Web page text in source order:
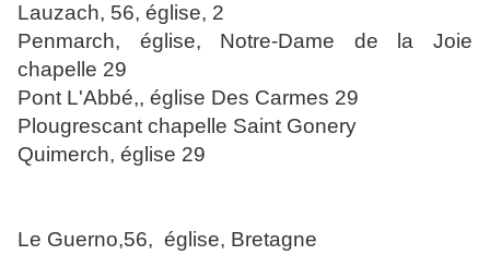
Lauzach, 56, église, 2
Penmarch, église, Notre-Dame de la Joie
chapelle 29
Pont L'Abbé,, église Des Carmes 29
Plougrescant chapelle Saint Gonery
Quimerch, église 29
Le Guerno,56, église, Bretagne